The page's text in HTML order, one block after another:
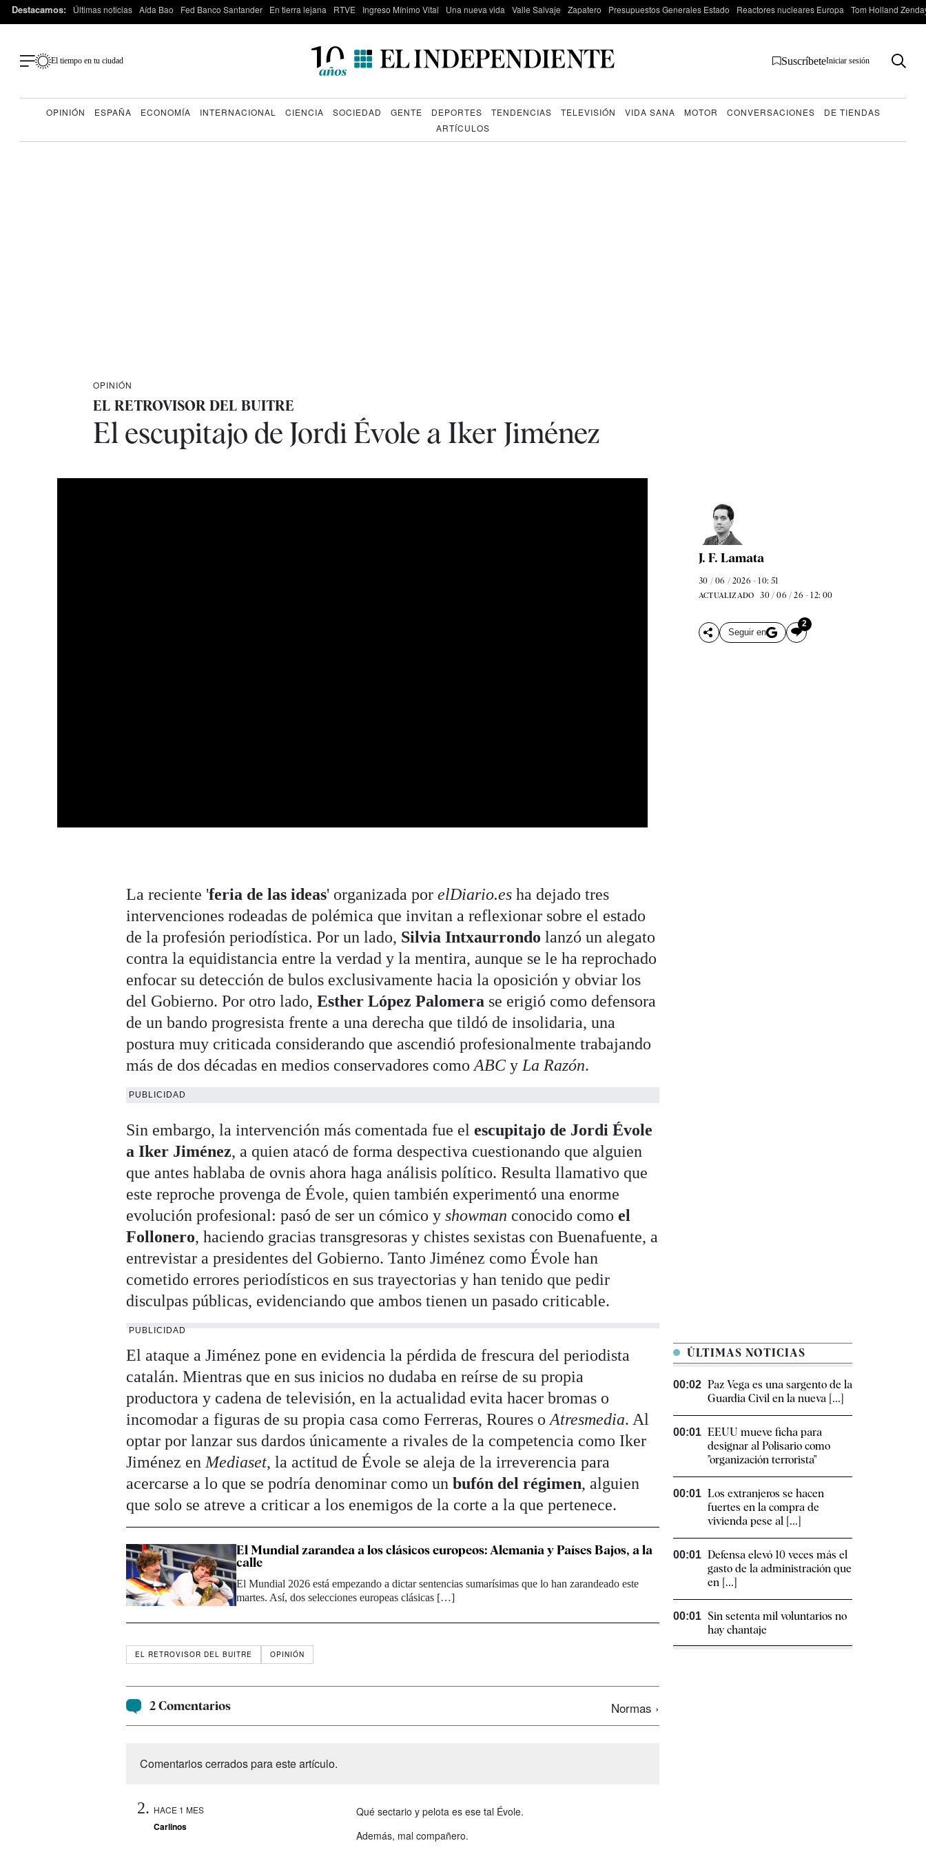
Destacamos: Últimas noticias Aída Bao Fed Banco Santander En tierra lejana RTVE Ingreso Mínimo Vital Una nueva vida Valle Salvaje Zapatero Presupuestos Generales Estado Reactores nucleares Europa Tom Holland
El tiempo en tu ciudad SuscríbeteIniciar sesión
OPINIÓN ESPAÑA ECONOMÍA INTERNACIONAL CIENCIA SOCIEDAD GENTE DEPORTES TENDENCIAS TELEVISIÓN VIDA SANA MOTOR CONVERSACIONES
DE TIENDAS
ARTÍCULOS
OPINIÓN
EL RETROVISOR DEL BUITRE
El escupitajo de Jordi Évole a Iker Jiménez
J. F. Lamata
30 / 06 / 2026 - 10: 51
ACTUALIZADO 30 / 06 / 26 - 12: 00
Seguir en
2
La reciente 'feria de las ideas' organizada porelDiario.es ha dejado tres
intervenciones rodeadas de polémica que invitan a reflexionar sobre el estado
de la profesión periodística. Por un lado, Silvia Intxaurrondo lanzó un alegato
contra la equidistancia entre la verdad y la mentira, aunque se le ha reprochado
enfocar su detección de bulos exclusivamente hacia la oposición y obviar los
del Gobierno. Por otro lado,Esther López Palomera se erigió como defensora
de un bando progresista frente a una derecha que tildó de insolidaria, una
postura muy criticada considerando que ascendió profesionalmente trabajando
más de dos décadas en medios conservadores comoABCy La Razón.
PUBLICIDAD
Sin embargo, la intervención más comentada fue elescupitajo de Jordi Évole
a Iker Jiménez, a quien atacó de forma despectiva cuestionando que alguien
que antes hablaba de ovnis ahora haga análisis político. Resulta llamativo que
este reproche provenga de Évole, quien también experimentó una enorme
evolución profesional: pasó de ser un cómico yshowman conocido comoel
Follonero, haciendo gracias transgresoras y chistes sexistas con Buenafuente, a
entrevistar a presidentes del Gobierno. Tanto Jiménez como Évole han
cometido errores periodísticos en sus trayectorias y han tenido que pedir
disculpas públicas, evidenciando que ambos tienen un pasado criticable.
PUBLICIDAD
El ataque a Jiménez pone en evidencia la pérdida de frescura del periodista
catalán. Mientras que en sus inicios no dudaba en reírse de su propia
productora y cadena de televisión, en la actualidad evita hacer bromas o
incomodar a figuras de su propia casa como Ferreras, Roures oAtresmedia. Al
optar por lanzar sus dardos únicamente a rivales de la competencia como Iker
Jiménez en Mediaset, la actitud de Évole se aleja de la irreverencia para
acercarse a lo que se podría denominar como unbufón del régimen, alguien
que solo se atreve a criticar a los enemigos de la corte a la que pertenece.
El Mundial zarandea a los clásicos europeos: Alemania y Países Bajos, a la
calle
El Mundial 2026 está empezando a dictar sentencias sumarísimas que lo han zarandeado este
martes. Así, dos selecciones europeas clásicas […]
EL RETROVISOR DEL BUITRE OPINIÓN
2 Comentarios Normas ›
Comentarios cerrados para este artículo.
HACE 1 MES
Carlinos
Qué sectario y pelota es ese tal Évole.
Además, mal compañero.
ÚLTIMAS NOTICIAS
00:02 Paz Vega es una sargento de la
Guardia Civil en la nueva [...]
00:01 EEUU mueve ficha para
designar al Polisario como
"organización terrorista"
00:01 Los extranjeros se hacen
fuertes en la compra de
vivienda pese al [...]
00:01 Defensa elevó 10 veces más el
gasto de la administración que
en [...]
00:01 Sin setenta mil voluntarios no
hay chantaje